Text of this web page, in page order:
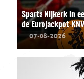
Sparta Nijkerk in
de Eurojackpot
07-08-2026